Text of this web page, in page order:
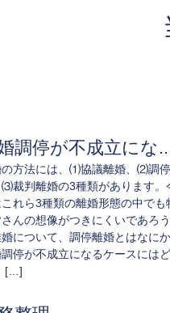
調停が不成立にな
の方法には、⑴協議離婚、⑵調
裁判離婚の3種類があります。
これら3種類の離婚形態の中でも
んの想像がつきにくいであろ
について、調停離婚とはなにか
停が不成立になるケースには
[…]